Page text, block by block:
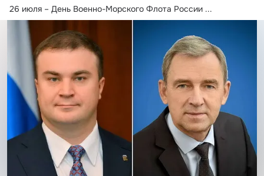
26 июля – День Военно-Морского Флота России ...